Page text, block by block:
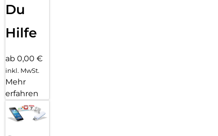
Du
Hilfe
ab 0,00 €
inkl. MwSt.
Mehr
erfahren